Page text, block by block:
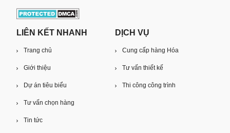
LIÊN KẾT NHANH
Trang chủ
Giới thiệu
Dự án tiêu biểu
Tư vấn chọn hàng
Tin tức
DỊCH VỤ
Cung cấp hàng Hóa
Tư vấn thiết kế
Thi công công trình